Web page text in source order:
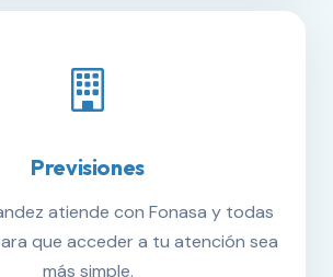
Previsiones
atiende con Fonasa y todas
que acceder a tu atención sea
más simple.